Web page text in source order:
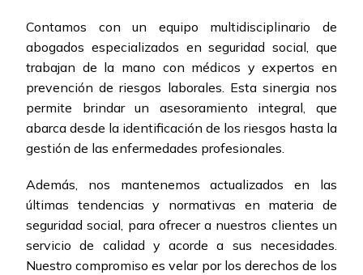
Contamos con un equipo multidisciplinario de
abogados especializados en seguridad social, que
trabajan de la mano con médicos y expertos en
prevención de riesgos laborales. Esta sinergia nos
permite brindar un asesoramiento integral, que
abarca desde la identificación de los riesgos hasta la
gestión de las enfermedades profesionales.
Además, nos mantenemos actualizados en las
últimas tendencias y normativas en materia de
seguridad social, para ofrecer a nuestros clientes un
servicio de calidad y acorde a sus necesidades.
Nuestro compromiso es velar por los derechos de los